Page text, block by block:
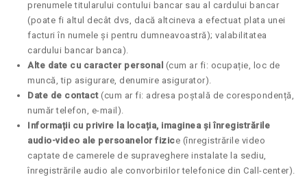
prenumele titularului contului bancar sau al cardului bancar
(poate fi altul decât dvs, dacă altcineva a efectuat plata unei
facturi în numele și pentru dumneavoastră); valabilitatea
cardului bancar banca).
Alte date cu caracter personal (cum ar fi: ocupație, loc de
muncă, tip asigurare, denumire asigurator).
Date de contact(cum ar fi: adresa poștală de corespondență,
număr telefon, e-mail).
Informații cu privire la locația, imaginea și înregistrările
audio-video ale persoanelor fizice (înregistrările video
captate de camerele de supraveghere instalate la sediu,
înregistrările audio ale convorbirilor telefonice din Call-center).